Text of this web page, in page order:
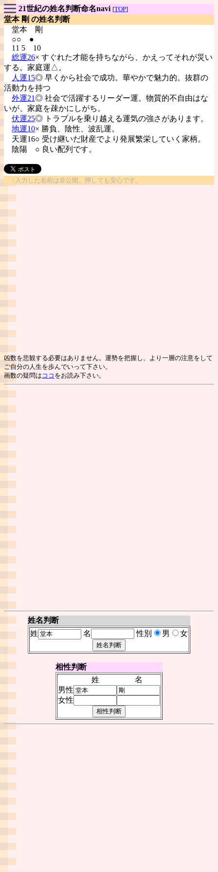
21世紀の姓名判断命名navi [TOP]
堂本 剛 の姓名判断
堂本
剛
○○ ●
11 5 10
総運26× すぐれた才能を持ちながら、かえってそれが災い
する。家庭運△。
人運15◎ 早くから社会で成功。華やかで魅力的。抜群の
活動力を持つ
外運21◎ 社会で活躍するリーダー運。物質的不自由はな
いが、家庭を疎かにしがち。
伏運25◎ トラブルを乗り越える運気の強さがあります。
地運10× 勝負、陰性、波乱運。
天運16○ 受け継いだ財産でより発展繁栄していく家柄。
陰陽 ○ 良い配列です。
↑入力した名前は非公開。押しても安心です。
凶数を悲観する必要はありません。運勢を把握し、より一層の注意をして
ご自分の人生を歩んでいって下さい。
画数の疑問は ココ をお読み下さい。
姓名判断
姓
名 性別 男 女
相性判断
姓
名
男性
女性